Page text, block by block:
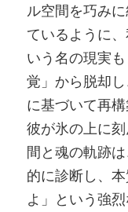
ル空間を巧み
ているように
いう名の現実
覚」から脱却
に基づいて再構
彼が氷の上に
間と魂の軌跡
的に診断し、
よ」という強